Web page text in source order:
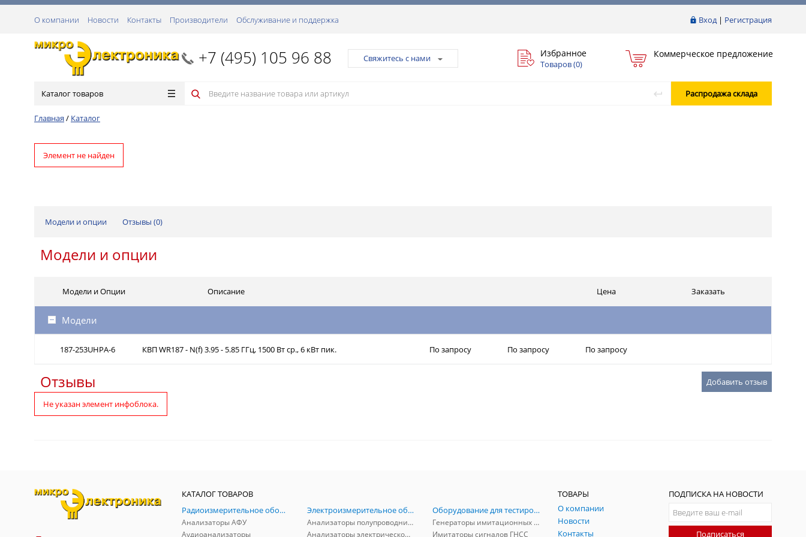
Вход| Регистрация
О компании Новости Контакты Производители Обслуживание и поддержка
+7 (495) 105 96 88 Свяжитесь с нами Избранное
Товаров (0)
Коммерческое предложение
Каталог товаров Распродажа склада
Главная / Каталог
Элемент не найден
Модели и опции Отзывы (0)
Модели и опции
Модели и Опции Описание Цена Заказать
Модели
187-253UHPA-6 КВП WR187 - N(f) 3.95 - 5.85 ГГц, 1500 Вт ср., 6 кВт пик. По запросу По запросу По запросу
Отзывы Добавить отзыв
Не указан элемент инфоблока.
КАТАЛОГ ТОВАРОВ
Радиоизмерительное оборудование
Анализаторы АФУ
Аудиоанализаторы
Электроизмерительное оборудование
Анализаторы полупроводников
Анализаторы электрической мощности
Оборудование для тестирования и симуляции ГНСС
Генераторы имитационных и заградительных помех
Имитаторы сигналов ГНСС
ТОВАРЫ
О компании
Новости
Контакты
ПОДПИСКА НА НОВОСТИ
Подписаться